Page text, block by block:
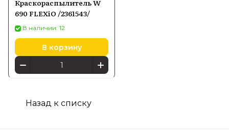
Краскораспылитель W
690 FLEXiO /2361543/
В наличии: 12
В корзину
Назад к списку